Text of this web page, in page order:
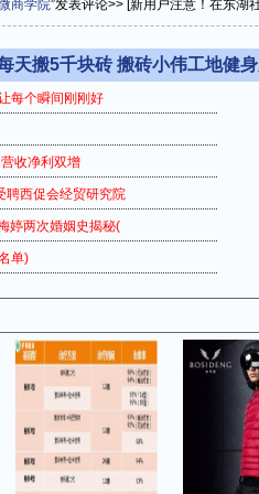
商学院”发表评论>> [新用户注意！在东湖
天搬5千块砖 搬砖小伟工地健
每个瞬间刚刚好
收净利双增
聘西促会经贸研究院
婷两次婚姻史揭秘(
单)